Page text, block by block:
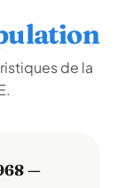
de la
—